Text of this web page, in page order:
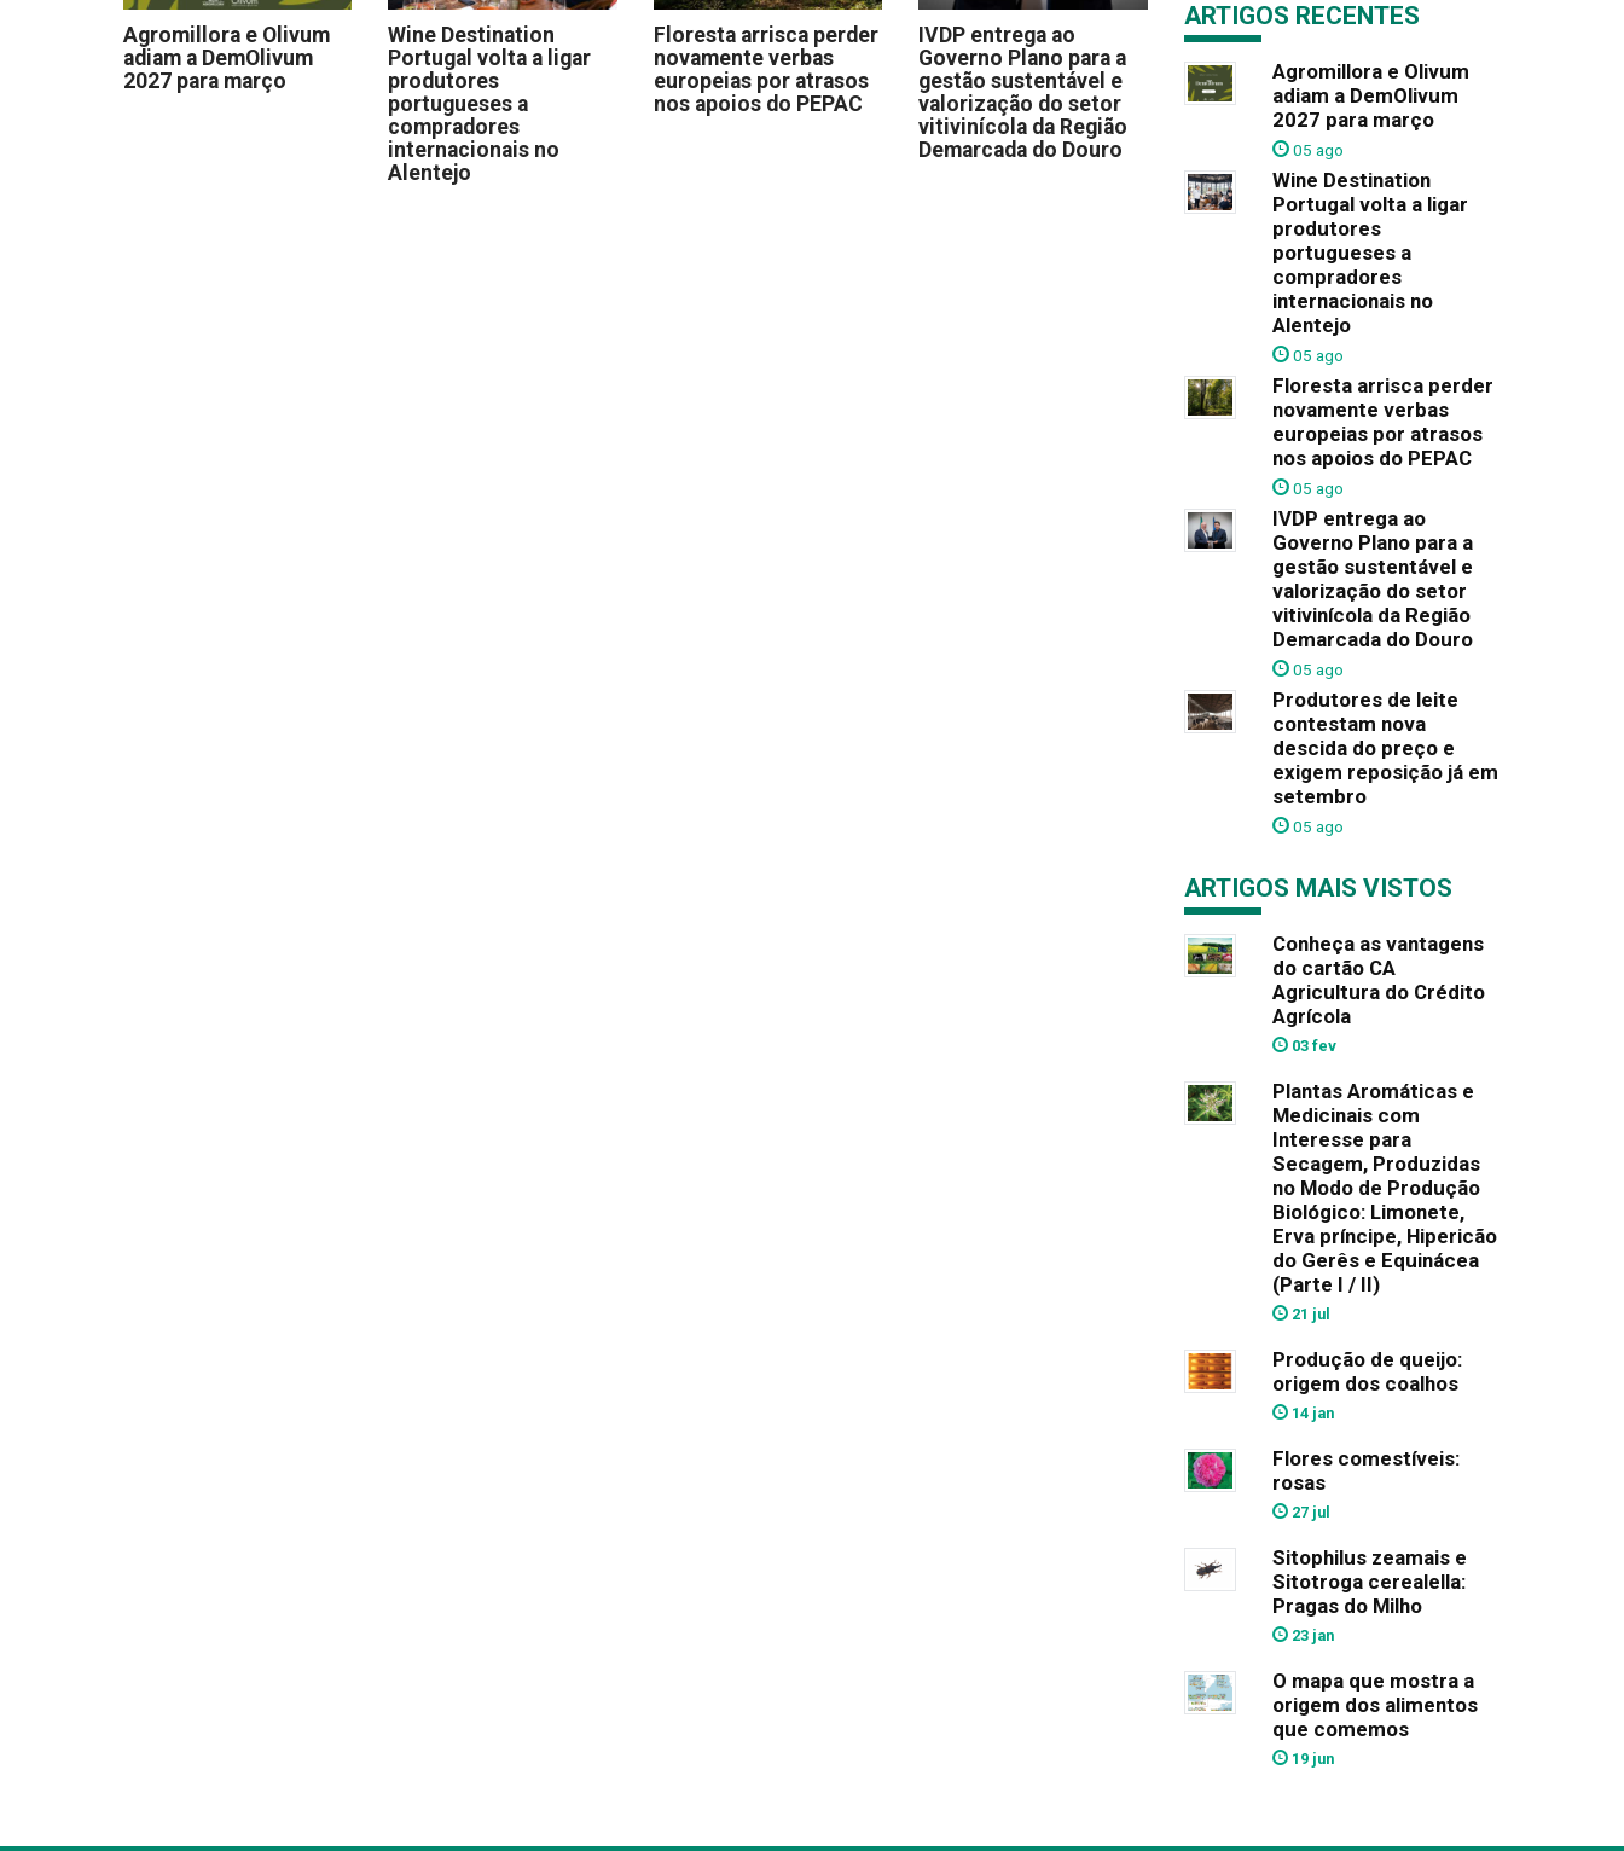
Agromillora e Olivum
adiam a DemOlivum
2027 para março
Wine Destination
Portugal volta a ligar
produtores
portugueses a
compradores
internacionais no
Alentejo
Floresta arrisca perder
novamente verbas
europeias por atrasos
nos apoios do PEPAC
IVDP entrega ao
Governo Plano para a
gestão sustentável e
valorização do setor
vitivinícola da Região
Demarcada do Douro
ARTIGOS RECENTES
Agromillora e Olivum
adiam a DemOlivum
2027 para março
05 ago
Wine Destination
Portugal volta a ligar
produtores
portugueses a
compradores
internacionais no
Alentejo
05 ago
Floresta arrisca perder
novamente verbas
europeias por atrasos
nos apoios do PEPAC
05 ago
IVDP entrega ao
Governo Plano para a
gestão sustentável e
valorização do setor
vitivinícola da Região
Demarcada do Douro
05 ago
Produtores de leite
contestam nova
descida do preço e
exigem reposição já em
setembro
05 ago
ARTIGOS MAIS VISTOS
Conheça as vantagens
do cartão CA
Agricultura do Crédito
Agrícola
03 fev
Plantas Aromáticas e
Medicinais com
Interesse para
Secagem, Produzidas
no Modo de Produção
Biológico: Limonete,
Erva príncipe, Hipericão
do Gerês e Equinácea
(Parte I / II)
21 jul
Produção de queijo:
origem dos coalhos
14 jan
Flores comestíveis:
rosas
27 jul
Sitophilus zeamais e
Sitotroga cerealella:
Pragas do Milho
23 jan
O mapa que mostra a
origem dos alimentos
que comemos
19 jun